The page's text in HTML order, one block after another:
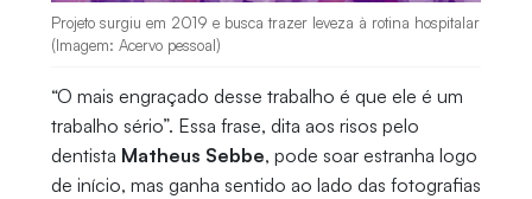
Projeto surgiu em 2019 e busca trazer leveza à rotina hospitalar
(Imagem: Acervo pessoal)
“O mais engraçado desse trabalho é que ele é um
trabalho sério”. Essa frase, dita aos risos pelo
dentista Matheus Sebbe, pode soar estranha logo
de início, mas ganha sentido ao lado das fotografias